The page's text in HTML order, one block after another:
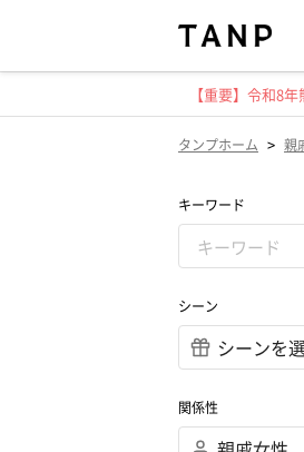
【重要】令和8
タンプホーム > 親
キーワード
シーン
関係性